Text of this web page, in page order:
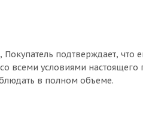
подтверждает, что
всеми условиями
в полном объеме.